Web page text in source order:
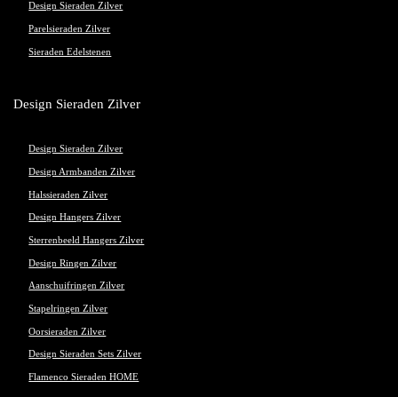
Design Sieraden Zilver
Parelsieraden Zilver
Sieraden Edelstenen
Design Sieraden Zilver
Design Sieraden Zilver
Design Armbanden Zilver
Halssieraden Zilver
Design Hangers Zilver
Sterrenbeeld Hangers Zilver
Design Ringen Zilver
Aanschuifringen Zilver
Stapelringen Zilver
Oorsieraden Zilver
Design Sieraden Sets Zilver
Flamenco Sieraden HOME